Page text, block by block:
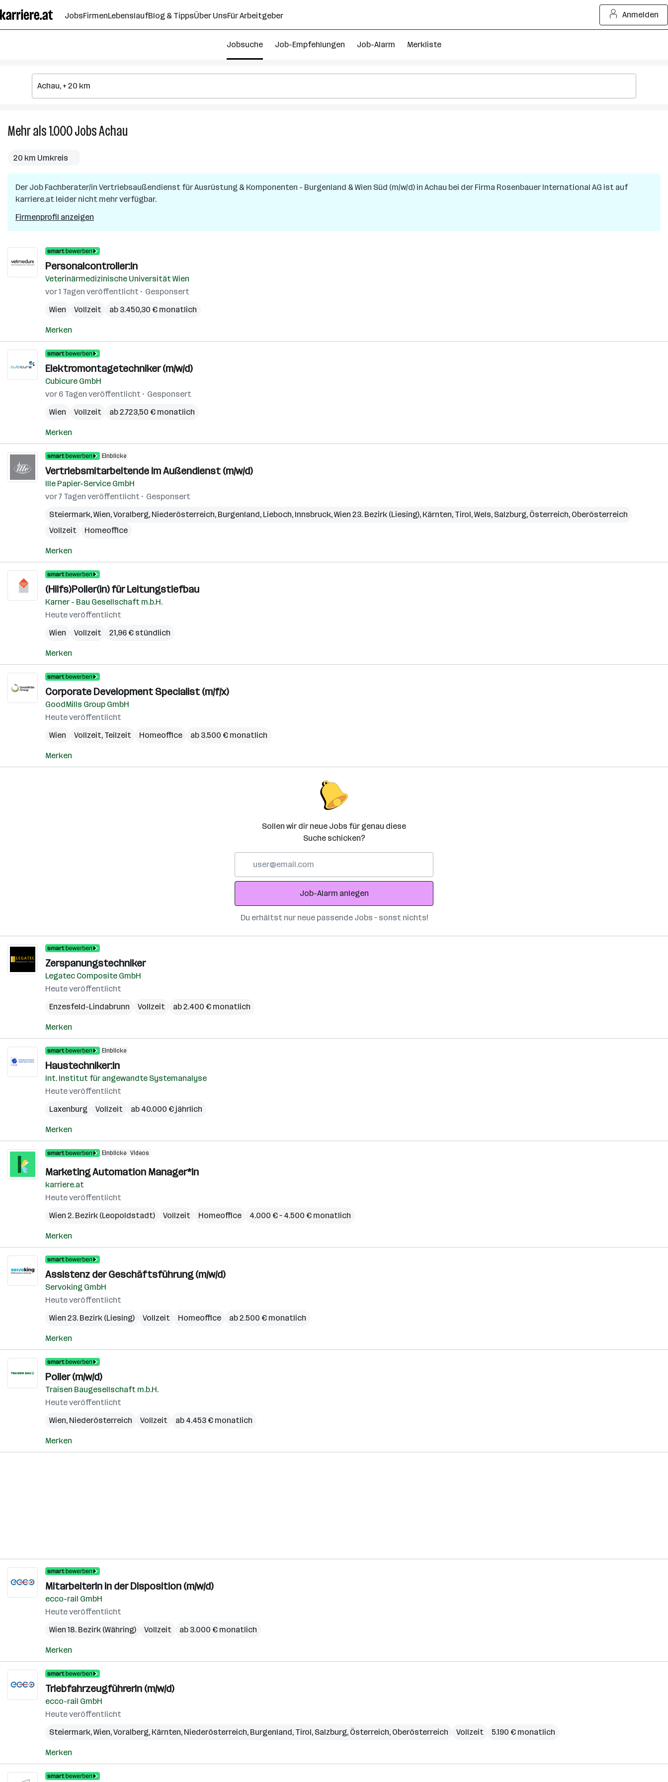
Seiteninhalt
springen
JobsFirmenLebenslaufBlog & TippsÜber UnsFür Arbeitgeber Anmelden
Jobsuche Job-Empfehlungen Job-Alarm Merkliste
Mehr als 1.000JobsAchau
in
Achau
20 km Umkreis
Der Job Fachberater/in Vertriebsaußendienst für Ausrüstung & Komponenten - Burgenland & Wien Süd (m/w/d) in Achau bei der Firma Rosenbauer International AG ist auf
karriere.at leider nicht mehr verfügbar.
Firmenprofil anzeigen
Personalcontroller:in
Veterinärmedizinische Universität Wien
vor 1 Tagen veröffentlicht
Gesponsert
Wien
Vollzeit ab 3.450,30 € monatlich
Merken
Elektromontagetechniker (m/w/d)
Cubicure GmbH
vor 6 Tagen veröffentlicht
Gesponsert
Wien
Vollzeit ab 2.723,50 € monatlich
Merken
Einblicke
Vertriebsmitarbeitende im Außendienst (m/w/d)
Ille Papier-Service GmbH
vor 7 Tagen veröffentlicht
Gesponsert
Steiermark,Wien,Voralberg, Niederösterreich, Burgenland, Lieboch, Innsbruck,Wien 23. Bezirk (Liesing), Kärnten, Tirol,Wels, Salzburg, Österreich, Oberösterreich
Vollzeit
Homeoffice
Merken
(Hilfs)Polier(in) für Leitungstiefbau
Karner - Bau Gesellschaft m.b.H.
Heute veröffentlicht
Wien
Vollzeit 21,96 € stündlich
Merken
Corporate Development Specialist (m/f/x)
GoodMills Group GmbH
Heute veröffentlicht
Wien
Vollzeit, Teilzeit Homeoffice ab 3.500 € monatlich
Merken
Sollen wir dir neue Jobs für genau diese
Suche schicken?
Adresse
Job-Alarm anlegen
Du erhältst nur neue passende Jobs – sonst nichts!
Zerspanungstechniker
Legatec Composite GmbH
Heute veröffentlicht
Enzesfeld-Lindabrunn
Vollzeit ab 2.400 € monatlich
Merken
Einblicke
Haustechniker:in
Int. Institut für angewandte Systemanalyse
Heute veröffentlicht
Laxenburg
Vollzeit ab 40.000 € jährlich
Merken
Einblicke Videos
Marketing Automation Manager*in
karriere.at
Heute veröffentlicht
Wien 2. Bezirk (Leopoldstadt)
Vollzeit Homeoffice 4.000 € – 4.500 € monatlich
Merken
Assistenz der Geschäftsführung (m/w/d)
Servoking GmbH
Heute veröffentlicht
Wien 23. Bezirk (Liesing)
Vollzeit Homeoffice ab 2.500 € monatlich
Merken
Polier (m/w/d)
Traisen Baugesellschaft m.b.H.
Heute veröffentlicht
Wien, Niederösterreich Vollzeit ab 4.453 € monatlich
Merken
MitarbeiterIn in der Disposition (m/w/d)
ecco-rail GmbH
Heute veröffentlicht
Wien 18. Bezirk (Währing)
Vollzeit ab 3.000 € monatlich
Merken
TriebfahrzeugführerIn (m/w/d)
ecco-rail GmbH
Heute veröffentlicht
Steiermark,Wien,Voralberg, Kärnten, Niederösterreich, Burgenland, Tirol, Salzburg, Österreich, Oberösterreich Vollzeit 5.190 € monatlich
Merken